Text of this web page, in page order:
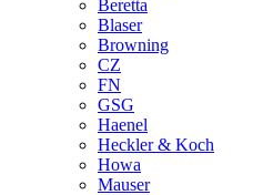
Beretta
Blaser
Browning
CZ
FN
GSG
Haenel
Heckler & Koch
Howa
Mauser